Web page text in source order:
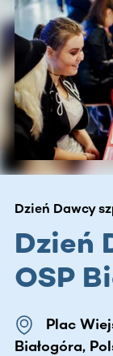
Dzień Dawcy
Dzień
OSP
Plac
Białogóra,